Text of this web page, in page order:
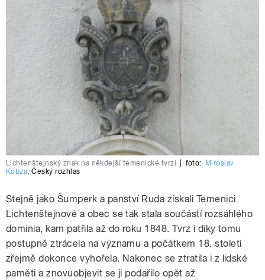
Lichtenštejnský znak na někdejší temenické tvrzi foto:
Miroslav
Kobza,Český rozhlas
Stejně jako Šumperk a panství Ruda získali Temenici
Lichtenštejnové a obec se tak stala součástí rozsáhlého
dominia, kam patřila až do roku 1848. Tvrz i díky tomu
postupně ztrácela na významu a počátkem 18. století
zřejmě dokonce vyhořela. Nakonec se ztratila i z lidské
paměti a znovuobjevit se ji podařilo opět až